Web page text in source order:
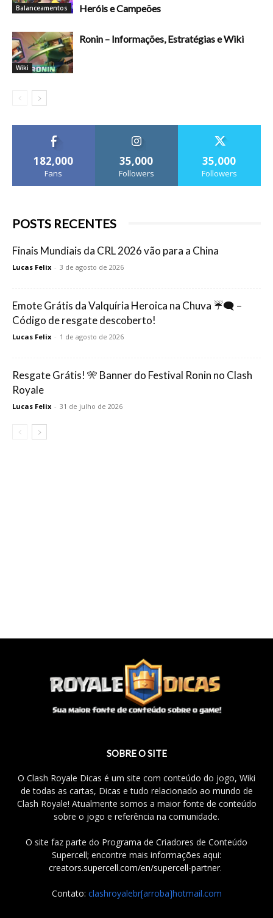
Balanceamentos
Heróis e Campeões
Wiki
Ronin – Informações, Estratégias e Wiki
182,000
Fans
35,000
Followers
35,000
Followers
POSTS RECENTES
Finais Mundiais da CRL 2026 vão para a China
Lucas Felix - 3 de agosto de 2026
Emote Grátis da Valquíria Heroica na Chuva ☔🗨️ –
Código de resgate descoberto!
Lucas Felix - 1 de agosto de 2026
Resgate Grátis! 🎌 Banner do Festival Ronin no Clash
Royale
Lucas Felix - 31 de julho de 2026
SOBRE O SITE
O Clash Royale Dicas é um site com conteúdo do jogo, Wiki
de todas as cartas, Dicas e tudo relacionado ao mundo de
Clash Royale! Atualmente somos a maior fonte de conteúdo
sobre o jogo e referência na comunidade.
O site faz parte do Programa de Criadores de Conteúdo
Supercell; encontre mais informações aqui:
creators.supercell.com/en/supercell-partner.
Contato: clashroyalebr[arroba]hotmail.com